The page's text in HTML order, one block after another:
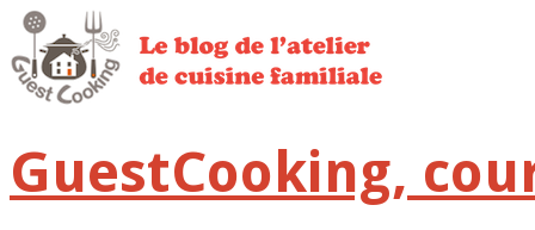
GuestCooking,